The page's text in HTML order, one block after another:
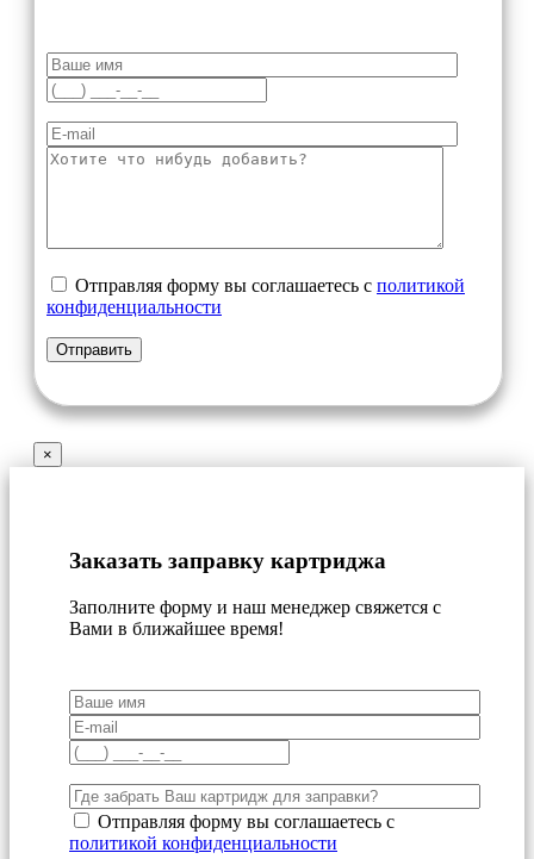
Отправляя форму вы соглашаетесь с политикой
конфиденциальности
×
Заказать заправку картриджа
Заполните форму и наш менеджер свяжется с
Вами в ближайшее время!
Отправляя форму вы соглашаетесь с
политикой конфиденциальности